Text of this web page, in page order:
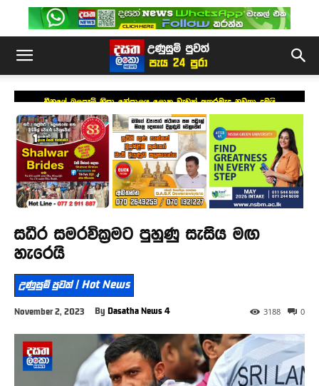
චීනයේ බලපෑම් නිසා නේපාලය ලොකු වැඩක් අතරමැද නවතා දමයි
සධීර සමරවික්‍රමට පුහුණු සැසිය මඟ
හැරෙයි
උණුසුම් පුවත් | Hot News
November 2, 2023 By Dasatha News 4 0
3188